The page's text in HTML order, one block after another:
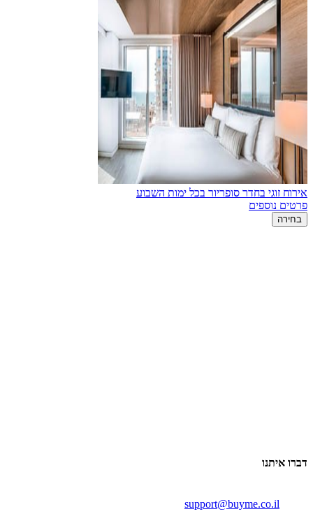
אירוח זוגי בחדר סופריור בכל ימות השבוע
פרטים נוספים
בחירה
דברו איתנו
support@buyme.co.il